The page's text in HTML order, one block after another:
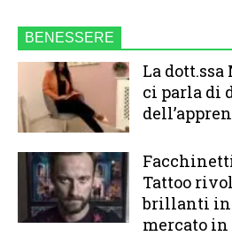
BENESSERE
La
ci parla di
Tattoo
brillanti
mercato in